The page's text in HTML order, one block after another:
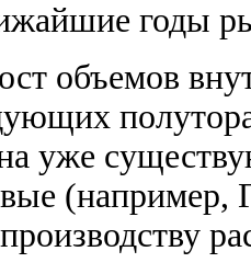
годы
объемов
уже
производству